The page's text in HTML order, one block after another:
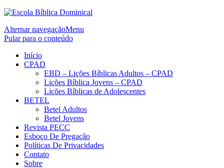
Alternar navegaçãoMenu
Pular para o conteúdo
Início
CPAD
EBD – Lições Bíblicas Adultos – CPAD
Lições Bíblica Jovens – CPAD
Lições Bíblicas de Adolescentes
BETEL
Betel Adultos
Betel Jovens
Revista PECC
Esboço De Pregação
Políticas De Privacidades
Contato
Sobre